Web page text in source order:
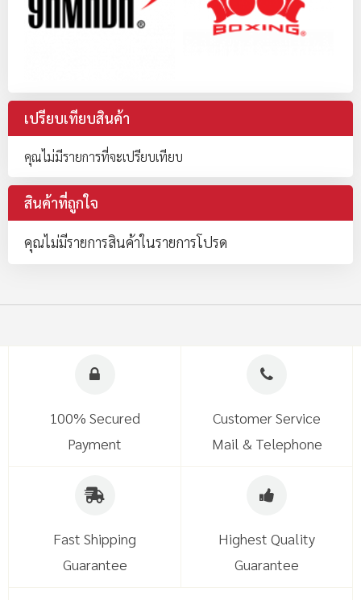
เปรียบเทียบสินค้า
คุณไม่มีรายการที่จะเปรียบเทียบ
สินค้าที่ถูกใจ
คุณไม่มีรายการสินค้าในรายการโปรด
100% Secured
Payment
Customer Service
Mail & Telephone
Fast Shipping
Guarantee
Highest Quality
Guarantee